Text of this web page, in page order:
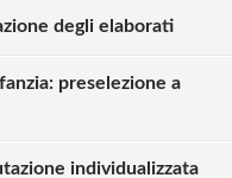
degli elaborati
preselezione a
individualizzata